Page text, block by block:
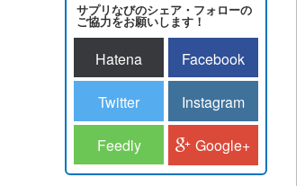
サプリなびのシェア・フォローの
ご協力をお願いします！
Hatena Facebook
Twitter Instagram
Feedly Google+